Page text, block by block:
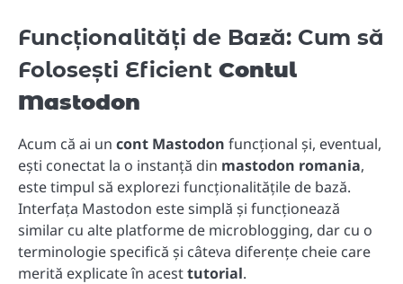
Funcționalități de Bază: Cum să
Folosești Eficient Contul
Mastodon
Acum că ai un cont Mastodon funcțional și, eventual,
ești conectat la o instanță din mastodon romania,
este timpul să explorezi funcționalitățile de bază.
Interfața Mastodon este simplă și funcționează
similar cu alte platforme de microblogging, dar cu o
terminologie specifică și câteva diferențe cheie care
merită explicate în acesttutorial.